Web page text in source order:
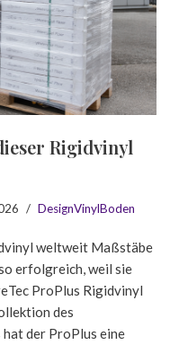
Rigidvinyl
DesignVinylBoden
weltweit Maßstäbe
erfolgreich, weil sie
ProPlus Rigidvinyl
des
der ProPlus eine